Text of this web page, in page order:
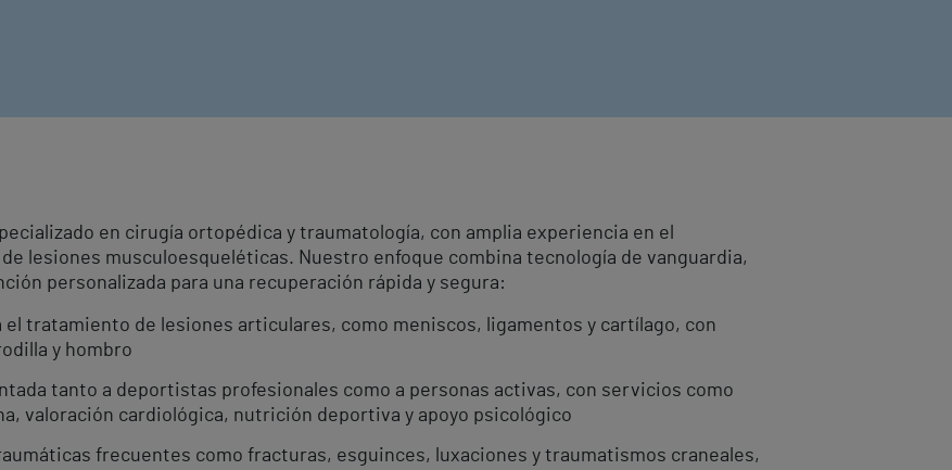
en cirugía ortopédica y traumatología, con amplia experiencia en el
lesiones musculoesqueléticas. Nuestro enfoque combina tecnología de vanguardia,
personalizada para una recuperación rápida y segura:
el tratamiento de lesiones articulares, como meniscos, ligamentos y cartílago, con
y hombro
tanto a deportistas profesionales como a personas activas, con servicios como
valoración cardiológica, nutrición deportiva y apoyo psicológico
frecuentes como fracturas, esguinces, luxaciones y traumatismos craneales,